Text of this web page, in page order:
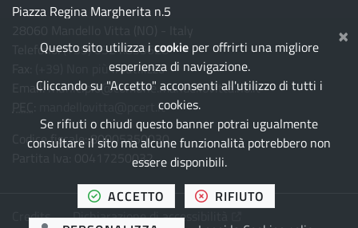
Questo sito utilizza i cookieper offrirti una migliore
esperienza di navigazione.
Cliccando su "Accetto" acconsenti all'utilizzo di tutti i
cookies.
Se rifiuti o chiudi questo banner potrai ugualmente
consultare il sito ma alcune funzionalità potrebbero non
essere disponibili.
ACCETTO TUTTI I COOKIES
RIFIUTO
×
Piazza Regina Margherita n.5
Telefono:(+39) 0321.835628
(+39) Non più in utilizzo
Email:municipio@comune.mandellovitta.no.it
mandellovitta@pcert.it
Codice fiscale: 80005350030
Partita Iva: 00417250032
Credits Dichiarazione di accessibilità